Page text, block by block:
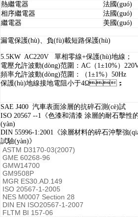
熱繼電器
法國(guó)
相序繼電器
法國(guó)
繼電器
美國(guó)
漏電保護(hù)、負(fù)載短路保護(hù)
5.5KW AC220V 單相零線+保護(hù)地線；
電壓允許波動(dòng)范圍： AC （ 1±10%）
頻率允許波動(dòng)范圍：（ 1±1%） 50Hz
保護(hù)地線接地電阻小于4Ω；
SAE J400 汽車表面涂層的抗碎石測(cè)試
ISO 20567 --1 《色漆和清漆 涂層的耐石擊性
(yàn)
DIN 55996-1:2001 《涂層材料的碎石沖擊強
試驗(yàn)》
ASTM D3170-03(2007)
GME 60268-96
GMW14700
GM9508P
MGR ES30.AD.149
ISO 20567-1-2005
NES M0007 Section 28
DIN EN ISO20567-1-2007
FLTM BI 157-06